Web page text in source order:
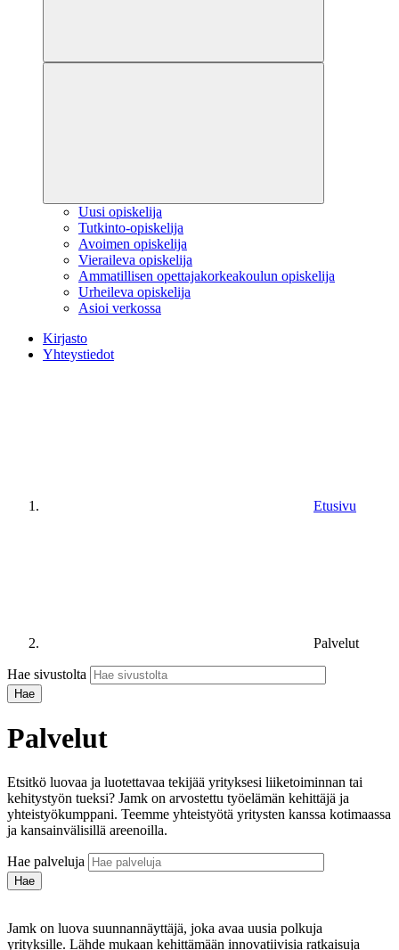
Uusi opiskelija
Tutkinto-opiskelija
Avoimen opiskelija
Vieraileva opiskelija
Ammatillisen opettajakorkeakoulun opiskelija
Urheileva opiskelija
Asioi verkossa
Kirjasto
Yhteystiedot
Etusivu
Palvelut
Hae sivustolta
Palvelut
Etsitkö luovaa ja luotettavaa tekijää yrityksesi liiketoiminnan tai
kehitystyön tueksi? Jamk on arvostettu työelämän kehittäjä ja
yhteistyökumppani. Teemme yhteistyötä yritysten kanssa kotimaassa
ja kansainvälisillä areenoilla.
Hae palveluja
Jamk on luova suunnannäyttäjä, joka avaa uusia polkuja
yrityksille. Lähde mukaan kehittämään innovatiivisia ratkaisuja